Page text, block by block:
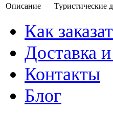
Описание
Туристические
Как
Доставка
Контакты
Блог